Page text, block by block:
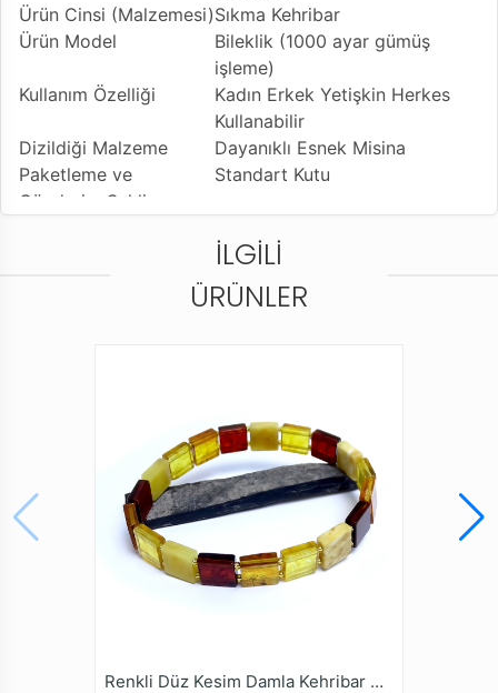
Ürün Cinsi (Malzemesi)Sıkma Kehribar
Ürün Model
Bileklik (1000 ayar gümüş
işleme)
Kullanım Özelliği
Kadın Erkek Yetişkin Herkes
Kullanabilir
Dizildiği Malzeme
Dayanıklı Esnek Misina
Paketleme ve
Gönderim Şekli
Standart Kutu
İLGILI
ÜRÜNLER
Renkli Düz Kesim Damla Kehribar Bileklik